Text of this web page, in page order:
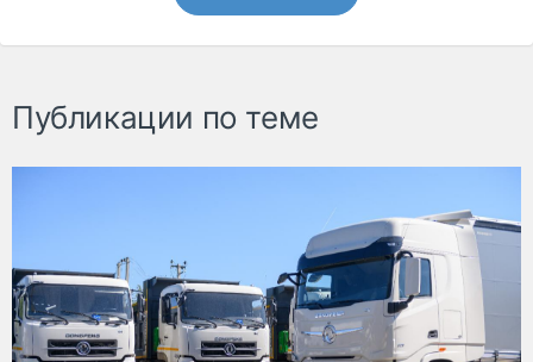
Публикации по теме